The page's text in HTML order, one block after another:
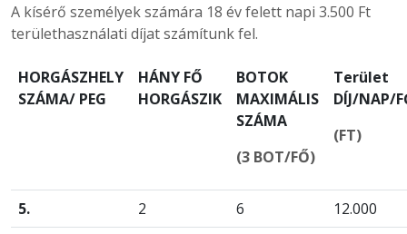
A kísérő személyek számára 18 év felett napi 3.500 Ft
területhasználati díjat számítunk fel.
HORGÁSZHELY
SZÁMA/ PEG
HÁNY FŐ
HORGÁSZIK
BOTOK
MAXIMÁLIS
SZÁMA
(3 BOT/FŐ)
Terület
DÍJ/NAP/
(FT)
5. 2 6
12.000